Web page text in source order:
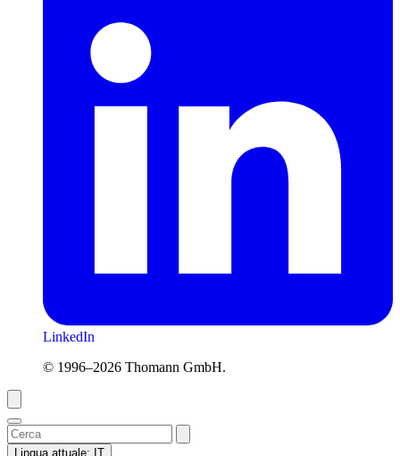
LinkedIn
© 1996–2026 Thomann GmbH.
Lingua attuale: IT